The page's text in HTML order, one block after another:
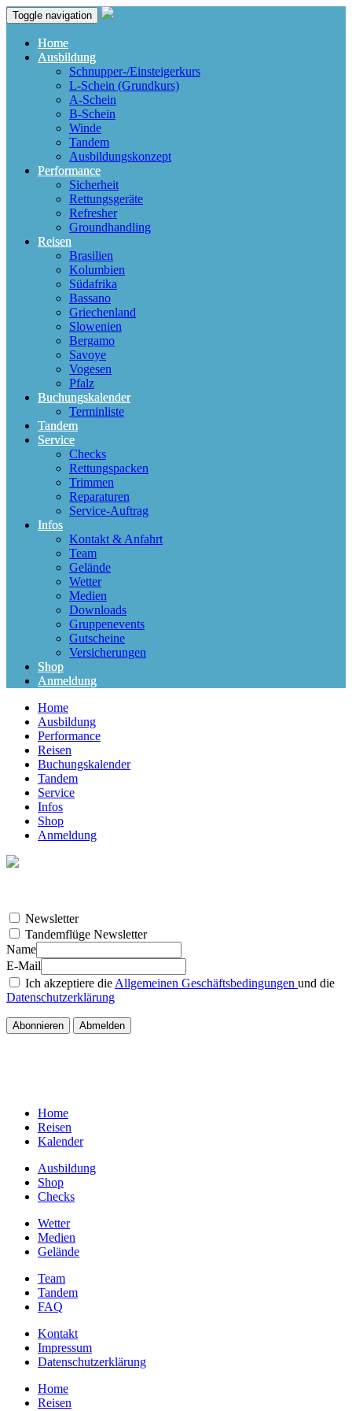
Toggle navigation
Home
Ausbildung
Schnupper-/Einsteigerkurs
L-Schein (Grundkurs)
A-Schein
B-Schein
Winde
Tandem
Ausbildungskonzept
Performance
Sicherheit
Rettungsgeräte
Refresher
Groundhandling
Reisen
Brasilien
Kolumbien
Südafrika
Bassano
Griechenland
Slowenien
Bergamo
Savoye
Vogesen
Pfalz
Buchungskalender
Terminliste
Tandem
Service
Checks
Rettungspacken
Trimmen
Reparaturen
Service-Auftrag
Infos
Kontakt & Anfahrt
Team
Gelände
Wetter
Medien
Downloads
Gruppenevents
Gutscheine
Versicherungen
Shop
Anmeldung
Home
Ausbildung
Performance
Reisen
Buchungskalender
Tandem
Service
Infos
Shop
Anmeldung
Newsletter
Tandemflüge Newsletter
Name
E-Mail
Ich akzeptiere die Allgemeinen Geschäftsbedingungen und die
Datenschutzerklärung
Home
Reisen
Kalender
Ausbildung
Shop
Checks
Wetter
Medien
Gelände
Team
Tandem
FAQ
Kontakt
Impressum
Datenschutzerklärung
Home
Reisen